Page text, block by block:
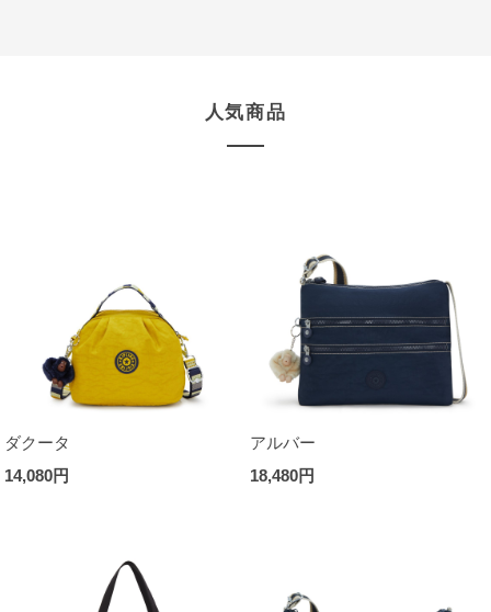
人気商品
ダクータ
14,080円
アルバー
18,480円